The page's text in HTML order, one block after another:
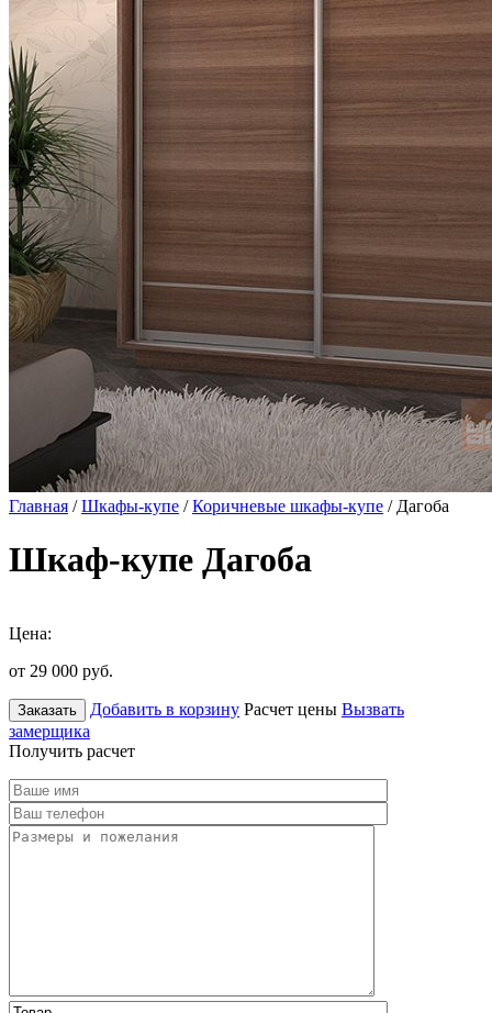
Главная /Шкафы-купе /Коричневые шкафы-купе / Дагоба
Шкаф-купе Дагоба
Цена:
от 29 000 руб.
Заказать Добавить в корзину Расчет цены Вызвать
замерщика
Получить расчет